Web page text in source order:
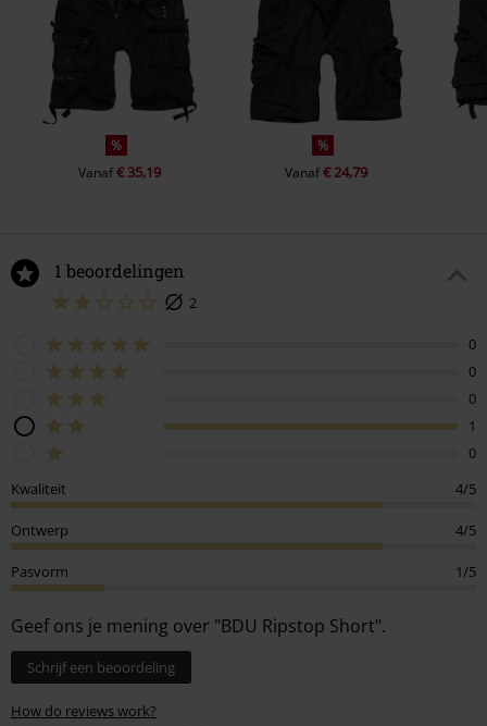
%
Vanaf€ 35,19
%
Vanaf€ 24,79
1 beoordelingen
2
0
0
0
1
0
Kwaliteit
4/5
Ontwerp 4/5
Pasvorm 1/5
Geef ons je mening over "BDU Ripstop Short".
Schrijf een beoordeling
How do reviews work?